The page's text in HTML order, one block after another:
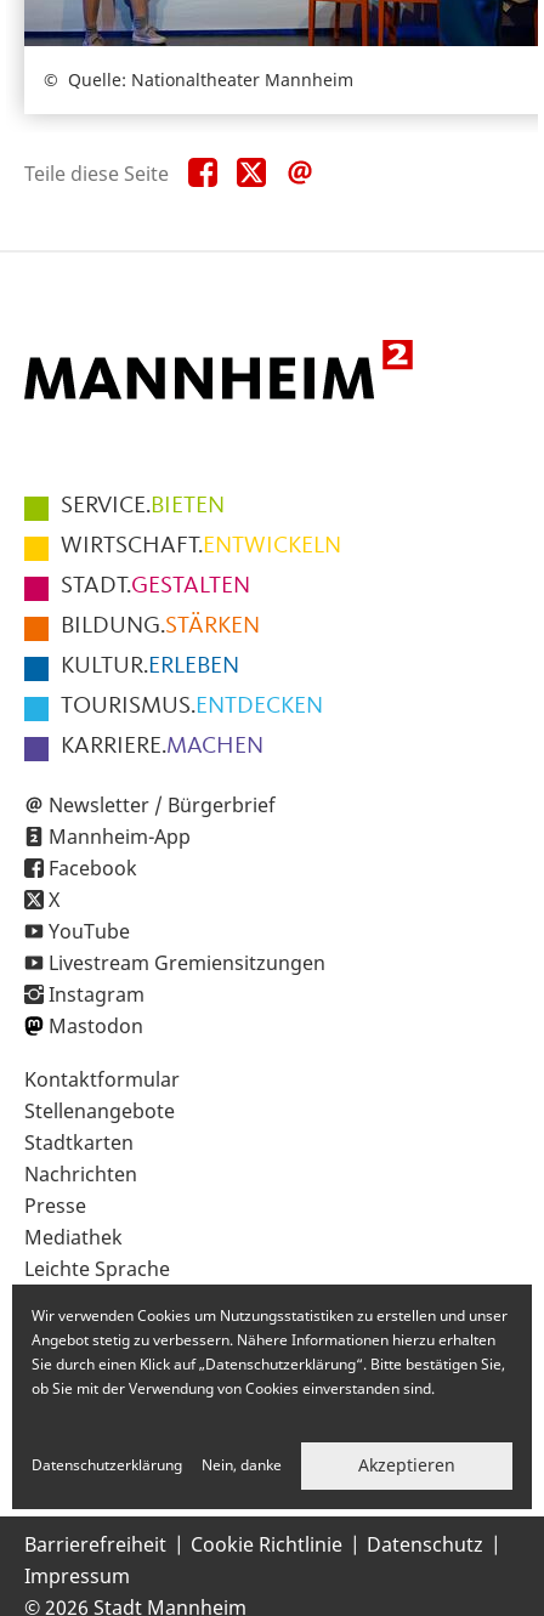
Quelle: Nationaltheater Mannheim
Teile diese Seite Teile
diese
Teile
diese
Hauptmenüpunkte
im
Fußbereich
der
Seite
SERVICE.BIETEN
WIRTSCHAFT.ENTWICKELN
STADT.GESTALTEN
BILDUNG.STÄRKEN
KULTUR.ERLEBEN
TOURISMUS.ENTDECKEN
KARRIERE.MACHEN
Newsletter / Bürgerbrief
Mannheim-App
Facebook
X
YouTube
Livestream Gremiensitzungen
Instagram
Mastodon
Sekundärnavigation
im
Fußbereich
Kontaktformular
Stellenangebote
Stadtkarten
Nachrichten
Presse
Mediathek
Leichte Sprache
Barrierefreiheit Cookie Richtlinie
Datenschutz
Impressum
© 2026 Stadt Mannheim
Wir verwenden Cookies um Nutzungsstatistiken zu erstellen und unser
Angebot stetig zu verbessern. Nähere Informationen hierzu erhalten
Sie durch einen Klick auf „Datenschutzerklärung“. Bitte bestätigen Sie,
ob Sie mit der Verwendung von Cookies einverstanden sind.
Datenschutzerklärung Nein, danke Akzeptieren